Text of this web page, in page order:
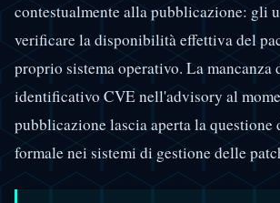
contestualmente alla pubblicazione: gli
verificare la disponibilità effettiva del
proprio sistema operativo. La mancanza
identificativo CVE nell'advisory al
pubblicazione lascia aperta la
formale nei sistemi di gestione delle